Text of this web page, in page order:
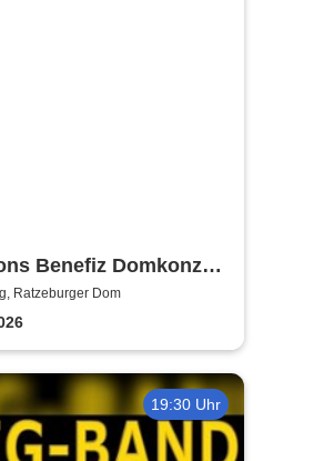
Benefiz Domkonzert
Ratzeburger Dom
19:30 Uhr